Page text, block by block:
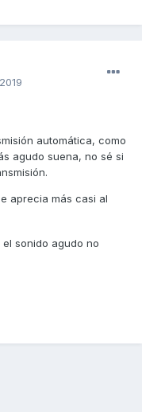
automática, como
agudo suena, no sé si
aprecia más casi al
sonido agudo no